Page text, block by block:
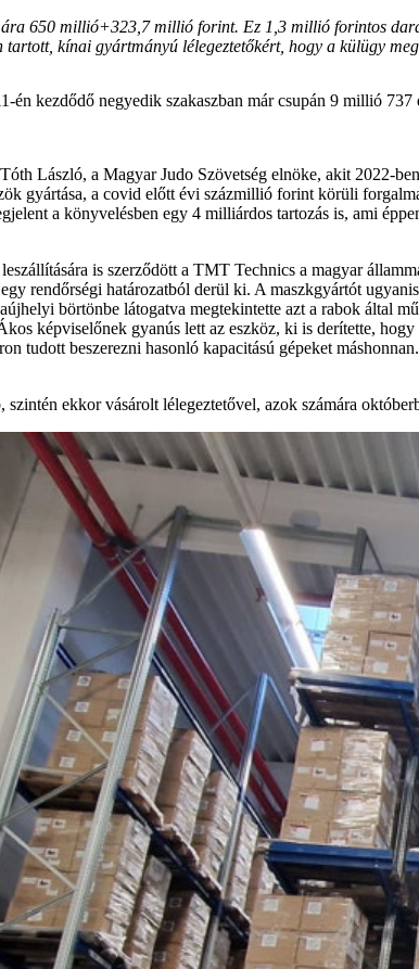
650 millió+323,7 millió forint. Ez 1,3 millió forintos
kínai gyártmányú lélegeztetőkért, hogy a külügy
én kezdődő negyedik szakaszban már csupán 9 millió
László, a Magyar Judo Szövetség elnöke, akit 2022-
gyártása, a covid előtt évi százmillió forint körüli
a könyvelésben egy 4 milliárdos tartozás is, ami
is szerződött a TMT Technics a magyar
rendőrségi határozatból derül ki. A maszkgyártót
börtönbe látogatva megtekintette azt a rabok által
képviselőnek gyanús lett az eszköz, ki is derítette,
tudott beszerezni hasonló kapacitású gépeket
ekkor vásárolt lélegeztetővel, azok számára